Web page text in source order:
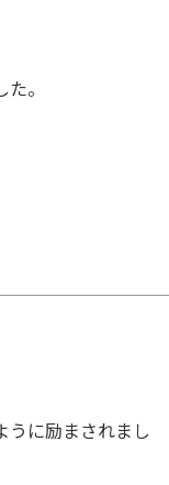
。
うに励まされまし